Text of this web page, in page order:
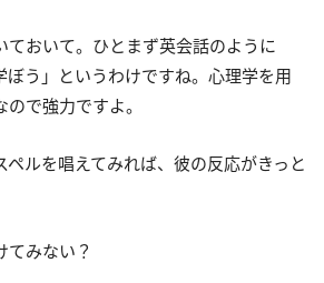
ておいて。ひとまず英会話のように
ぼう」というわけですね。心理学を用
で強力ですよ。
ルを唱えてみれば、彼の反応がきっと
てみない？